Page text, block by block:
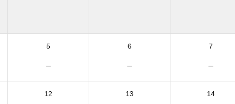
5
－
6
－
7
－
12 13 14